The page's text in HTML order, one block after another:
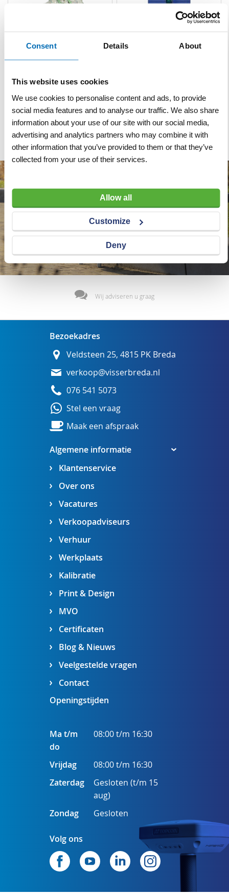
Consent Details About
This website uses cookies
We use cookies to personalise content and ads, to provide
social media features and to analyse our traffic. We also share
information about your use of our site with our social media,
advertising and analytics partners who may combine it with
other information that you’ve provided to them or that they’ve
collected from your use of their services.
Allow all
Customize
Deny
VERLANGLIJST
VERGELIJKEN
€ 182,00
VERLANGLIJST
VERGELIJKEN
Artnr
€ 5.125,00
Wij adviseren u graag
Algemene informatie
Klantenservice
Over ons
Vacatures
Verkoopadviseurs
Verhuur
Werkplaats
Kalibratie
Print & Design
MVO
Certificaten
Blog & Nieuws
Veelgestelde vragen
Contact
Bezoekadres
Veldsteen 25, 4815 PK Breda
verkoop@visserbreda.nl
076 541 5073
Stel een vraag
Maak een afspraak
Openingstijden
Ma t/m
do
08:00 t/m 16:30
Vrijdag
08:00 t/m 16:30
Zaterdag
Gesloten (t/m 15
aug)
Zondag
Gesloten
Volg ons